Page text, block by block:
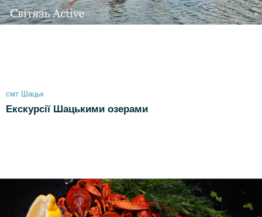
смт Шацьк
Екскурсії Шацькими озерами